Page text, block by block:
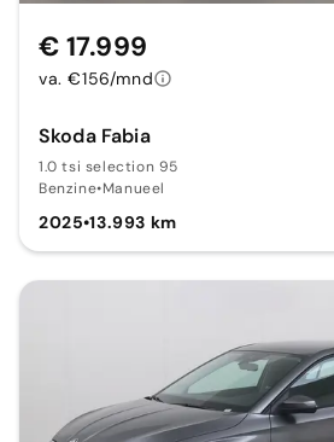
Skoda Fabia
1.0 tsi selection 95
Benzine•Manueel
2025•13.993 km
€ 17.999
va. €156/mnd